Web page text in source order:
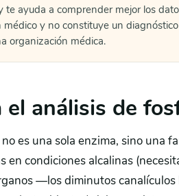
te ayuda a comprender mejor los
médico y no constituye un
organización médica.
análisis de
es una sola enzima, sino una
en condiciones alcalinas
—los diminutos